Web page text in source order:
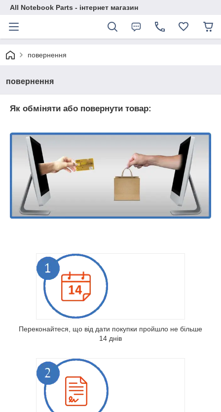
All Notebook Parts - інтернет магазин
повернення
повернення
Як обміняти або повернути товар:
Переконайтеся, що від дати покупки
Переконайтеся, що від дати покупки пройшло не більше
14 днів
Підготуйте всі необхідні документи, що
підтверджують факт покупки.